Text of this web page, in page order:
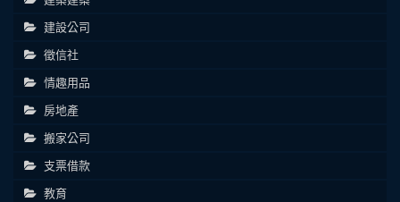
建設公司
徵信社
情趣用品
房地產
搬家公司
支票借款
教育